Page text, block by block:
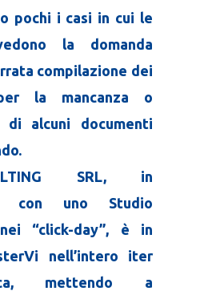
pochi i casi in cui le
la domanda
compilazione dei
la mancanza o
di alcuni documenti
SRL, in
con uno Studio
“click-day”, è in
nell’intero iter
mettendo a